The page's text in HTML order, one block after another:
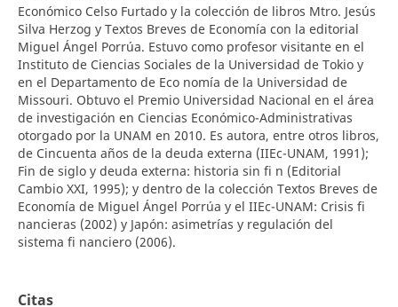
Económico Celso Furtado y la colección de libros Mtro. Jesús
Silva Herzog y Textos Breves de Economía con la editorial
Miguel Ángel Porrúa. Estuvo como profesor visitante en el
Instituto de Ciencias Sociales de la Universidad de Tokio y
en el Departamento de Eco nomía de la Universidad de
Missouri. Obtuvo el Premio Universidad Nacional en el área
de investigación en Ciencias Económico-Administrativas
otorgado por la UNAM en 2010. Es autora, entre otros libros,
de Cincuenta años de la deuda externa (IIEc-UNAM, 1991);
Fin de siglo y deuda externa: historia sin fi n (Editorial
Cambio XXI, 1995); y dentro de la colección Textos Breves de
Economía de Miguel Ángel Porrúa y el IIEc-UNAM: Crisis fi
nancieras (2002) y Japón: asimetrías y regulación del
sistema fi nanciero (2006).
Citas